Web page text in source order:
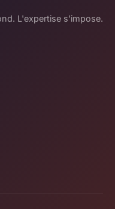
L'expertise s'impose.